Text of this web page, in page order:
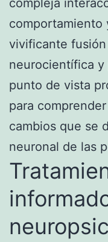
comportamiento
vivificante
neurocientífica
punto de vista
para
cambios que se
neuronal de las